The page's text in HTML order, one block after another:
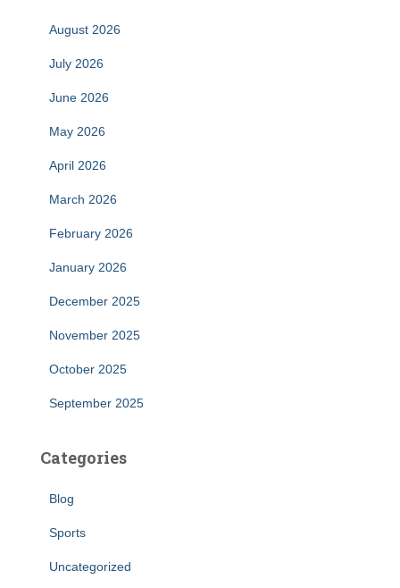
August 2026
July 2026
June 2026
May 2026
April 2026
March 2026
February 2026
January 2026
December 2025
November 2025
October 2025
September 2025
Categories
Blog
Sports
Uncategorized